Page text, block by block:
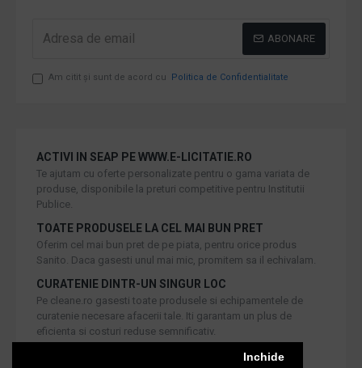
Inchide
ABONARE
Am citit şi sunt de acord cu Politica de Confidentialitate
ACTIVI IN SEAP PE WWW.E-LICITATIE.RO
Te ajutam cu oferte personalizate pentru o gama variata de
produse, disponibile la preturi competitive pentru Institutii
Publice.
TOATE PRODUSELE LA CEL MAI BUN PRET
Oferim cel mai bun pret de pe piata, pentru orice produs
Sanito. Daca gasesti unul mai mic, promitem sa il echivalam.
CURATENIE DINTR-UN SINGUR LOC
Pe cleane.ro gasesti toate produsele si echipamentele de
curatenie necesare afacerii tale. Iti garantam un plus de
eficienta si costuri reduse semnificativ.